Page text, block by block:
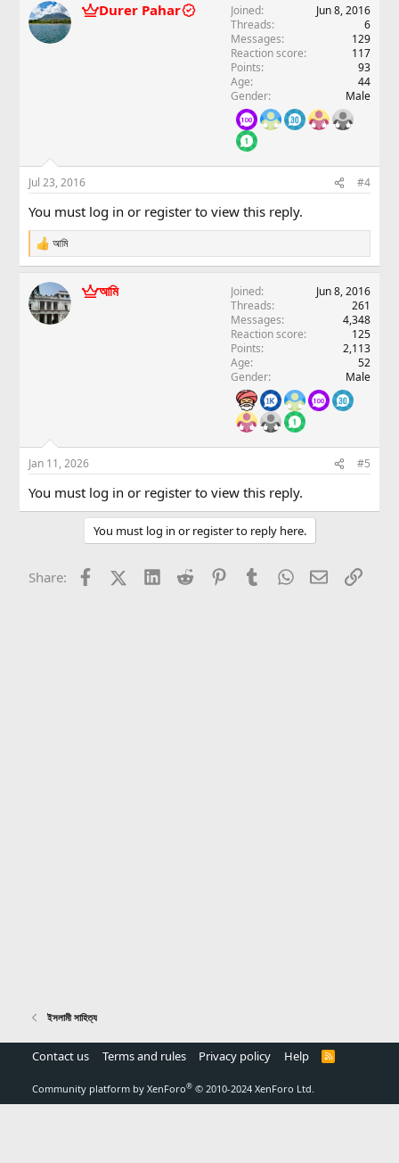
c
t
i
Durer Pahar Joined
Jun 8, 2016
Threads
6
Messages
129
Reaction score
117
Points
93
Age
44
Gender
Male
Jul 23, 2016 #4
You must log in or register to view this reply.
R
e
c
t
i
আমি
আমি Joined
Jun 8, 2016
Threads
261
Messages
4,348
Reaction score
125
Points
2,113
Age
52
Gender
Male
Jan 11, 2026 #5
You must log in or register to view this reply.
You must log in or register to reply here.
Share: FacebookX (Twitter)
LinkedInReddit PinterestTumblrWhatsApp
EmailLink
ইসলামী সাহিত্য
Contact us Terms and rules Privacy policy Help
R
Community platform by XenForo® © 2010-2024 XenForo Ltd.